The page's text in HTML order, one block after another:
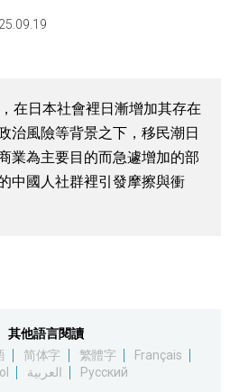
official SNS
在日本社會裡日漸增加其存在
治風險等背景之下，移民潮日
業為主要目的而急遽增加的部
中國人社群裡引發摩擦與衝
其他語言閱讀
简体字 繁體字
Français
العربية Русский